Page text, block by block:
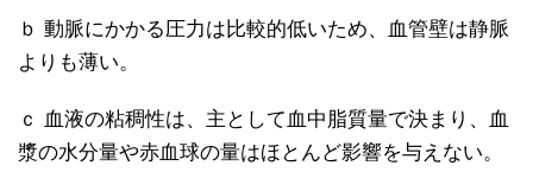
ｂ 動脈にかかる圧力は比較的低いため、血管壁は静脈
よりも薄い。
ｃ 血液の粘稠性は、主として血中脂質量で決まり、血
漿の水分量や赤血球の量はほとんど影響を与えない。